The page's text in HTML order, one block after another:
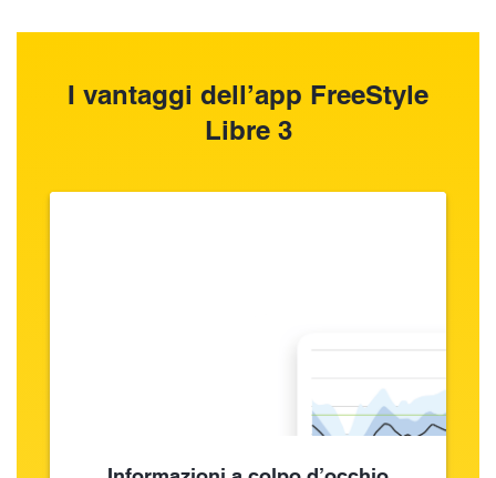
I vantaggi dell’app FreeStyle
Libre 3